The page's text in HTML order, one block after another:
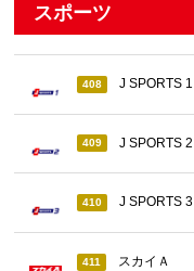
スポーツ
408 J SPORTS 1
409 J SPORTS 2
410 J SPORTS 3
411 スカイＡ